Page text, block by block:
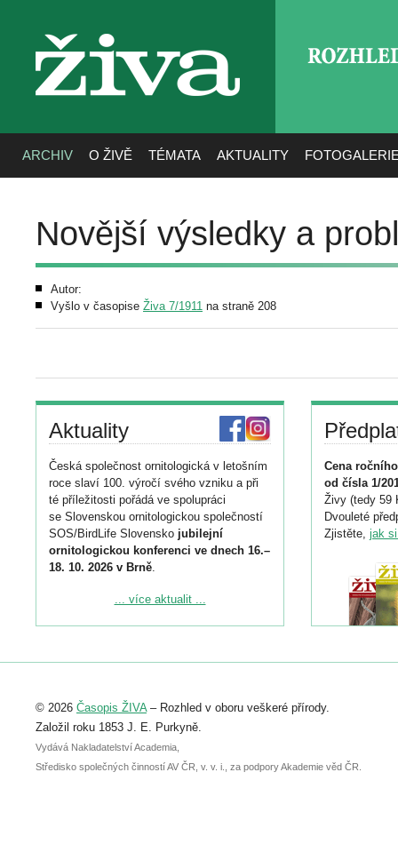
živa
ARCHIV O ŽIVĚ TÉMATA AKTUALITY
Novější výsledky a
Autor:
Vyšlo v časopise Živa 7/1911 na straně 208
Aktuality
Česká společnost ornitologická v letošním
roce slaví 100. výročí svého vzniku a při
té příležitosti pořádá ve spolupráci
se Slovenskou ornitologickou společností
SOS/BirdLife Slovensko jubilejní
ornitologickou konferenci ve dnech 16.–
18. 10. 2026 v Brně.
Podrobnější informace ke konferenci
Registrovat se můžete do 6. září.
abstraktu přihlášené přednášky nebo
posteru je už 30. června.
... více aktualit ...
Cena
od čísla 1/
Živy (tedy 59
Dvouleté
Zjistěte, jak
© 2026 Časopis ŽIVA– Rozhled v oboru veškeré přírody.
Založil roku 1853 J. E. Purkyně.
Vydává Nakladatelství Academia,
Středisko společných činností AV ČR, v. v. i., za podpory Akademie věd ČR.